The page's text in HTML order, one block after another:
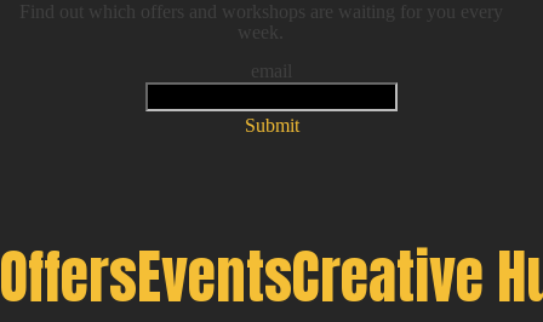
Find out which offers and workshops are waiting for you every
week.
email
Submit
OffersEventsCreative